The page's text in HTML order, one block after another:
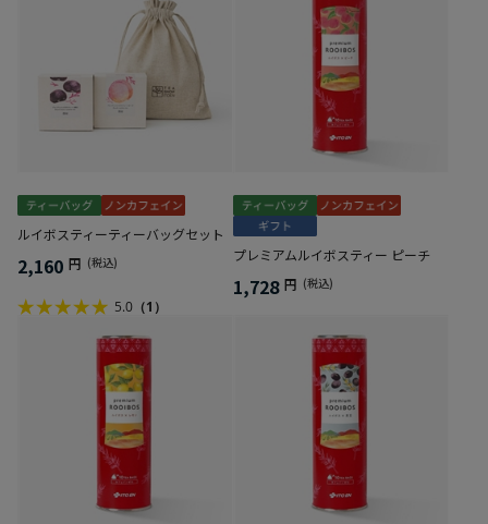
ルイボスティーティーバッグセット
2,160 円 (税込)
5.0 （1）
プレミアムルイボスティー ピーチ
1,728 円 (税込)